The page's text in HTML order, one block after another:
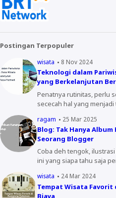
Postingan Terpopuler
wisata 8 Nov 2024
Teknologi dalam
yang Berkelanjutan
Penatnya rutinitas, perlu
sececah hal yang
ragam 25 Mar 2025
Blog: Tak Hanya
Seorang Blogger
Coba deh tengok,
ini yang siapa tahu saja
wisata 24 Mar 2024
Tempat Wisata Favorit
Biaya